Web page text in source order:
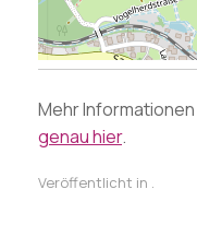
Mehr
genau hier.
Veröffentlicht in .